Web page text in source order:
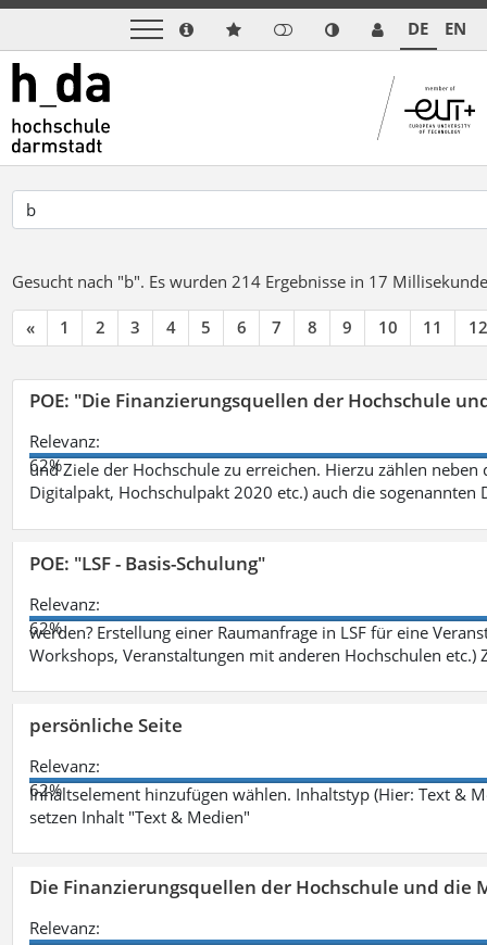
DE EN
Gesucht nach "b". Es wurden 214 Ergebnisse in 17
« 1 2 3 4 5 6 7 8 9 10 11 12
POE: "Die Finanzierungsquellen der Hochschule
Relevanz:
62%
und Ziele der Hochschule zu erreichen. Hierzu zählen
Digitalpakt, Hochschulpakt 2020 etc.) auch die
POE: "LSF - Basis-Schulung"
Relevanz:
62%
werden? Erstellung einer Raumanfrage in LSF für eine
Workshops, Veranstaltungen mit anderen Hochschulen etc.)
persönliche Seite
Relevanz:
62%
Inhaltselement hinzufügen wählen. Inhaltstyp (Hier: Text &
setzen Inhalt "Text & Medien"
Die Finanzierungsquellen der Hochschule und die
Relevanz: